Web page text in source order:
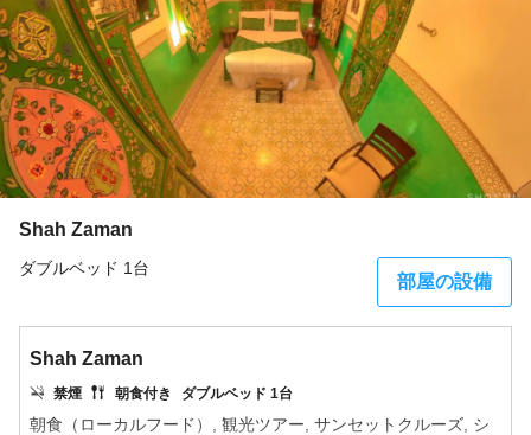
Shah Zaman
ダブルベッド 1台
部屋の設備
Shah Zaman
禁煙 朝食付き ダブルベッド 1台
朝食（ローカルフード）, 観光ツアー, サンセットクルーズ, シ